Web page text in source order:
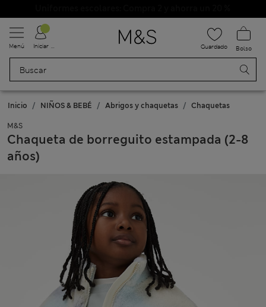
Menú Iniciar sesión Guardado Bolso
Inicio NIÑOS & BEBÉ Abrigos y chaquetas Chaquetas
M&S
Chaqueta de borreguito estampada (2-8
años)